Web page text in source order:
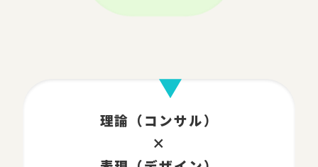
理論（コンサル）
×